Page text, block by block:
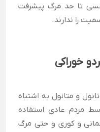
تا حد مرگ پیشرفت
را ندارند.
خوراکی
و متانول به اشتباه
مردم عادی استفاده
و کوری و حتی مرگ